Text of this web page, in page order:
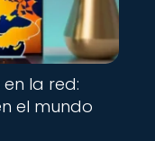
la red:
el mundo